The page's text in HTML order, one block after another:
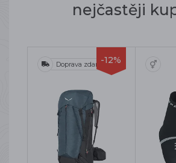
nejčastěji
-12%
Doprava zdarma